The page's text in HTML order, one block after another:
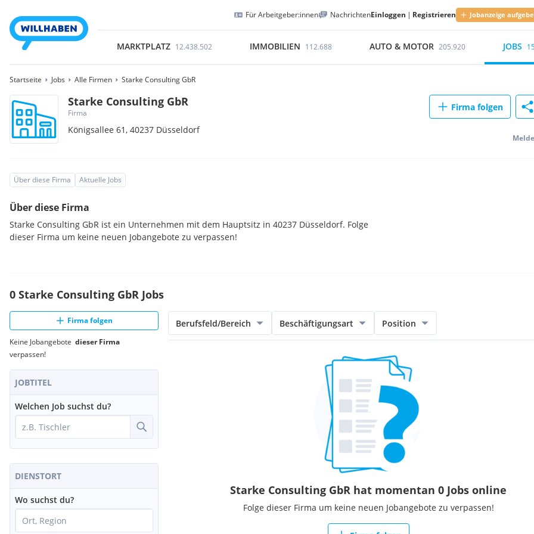
Für Arbeitgeber:innen NachrichtenEinloggen | Registrieren Jobanzeige
MARKTPLATZ 12.438.502 IMMOBILIEN 112.688 AUTO & MOTOR 205.920 JOBS
Startseite Jobs Alle Firmen Starke Consulting GbR
Starke Consulting GbR
Firma
Königsallee 61,40237 Düsseldorf
Firma folgen
Über diese Firma Aktuelle Jobs
Über diese Firma
Starke Consulting GbR ist ein Unternehmen mit dem Hauptsitz in 40237 Düsseldorf. Folge
dieser Firma um keine neuen Jobangebote zu verpassen!
0 Starke Consulting GbR Jobs
Firma folgen
Keine Jobangebote dieser Firma
verpassen!
JOBTITEL
Welchen Job suchst du?
DIENSTORT
Wo suchst du?
Berufsfeld/Bereich Beschäftigungsart Position
Starke Consulting GbR hat momentan 0 Jobs online
Folge dieser Firma um keine neuen Jobangebote zu verpassen!